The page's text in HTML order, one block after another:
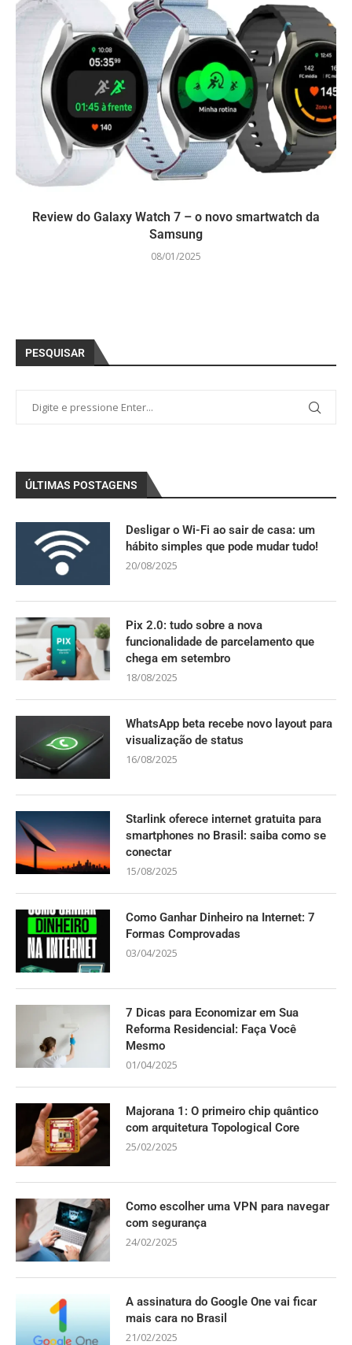
Review do Galaxy Watch 7 – o novo smartwatch da
Samsung
08/01/2025
PESQUISAR
ÚLTIMAS POSTAGENS
Desligar o Wi-Fi ao sair de casa: um
hábito simples que pode mudar tudo!
20/08/2025
Pix 2.0: tudo sobre a nova
funcionalidade de parcelamento que
chega em setembro
18/08/2025
WhatsApp beta recebe novo layout para
visualização de status
16/08/2025
Starlink oferece internet gratuita para
smartphones no Brasil: saiba como se
conectar
15/08/2025
Como Ganhar Dinheiro na Internet: 7
Formas Comprovadas
03/04/2025
7 Dicas para Economizar em Sua
Reforma Residencial: Faça Você
Mesmo
01/04/2025
Majorana 1: O primeiro chip quântico
com arquitetura Topological Core
25/02/2025
Como escolher uma VPN para navegar
com segurança
24/02/2025
A assinatura do Google One vai ficar
mais cara no Brasil
21/02/2025